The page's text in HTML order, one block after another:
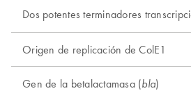
Dos potentes terminadores
Origen de replicación de ColE1
Gen de la betalactamasa (bla)